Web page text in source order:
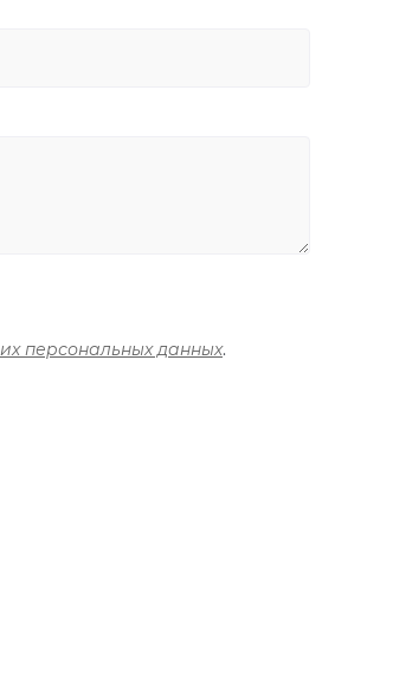
персональных данных.